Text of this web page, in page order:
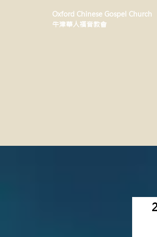
Oxford Chinese Gospel Church
牛津華人福音教會